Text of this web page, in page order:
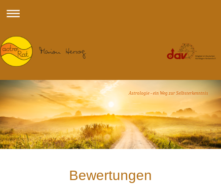
Astrologie - ein Weg zur Selbsterkenntnis
Bewertungen